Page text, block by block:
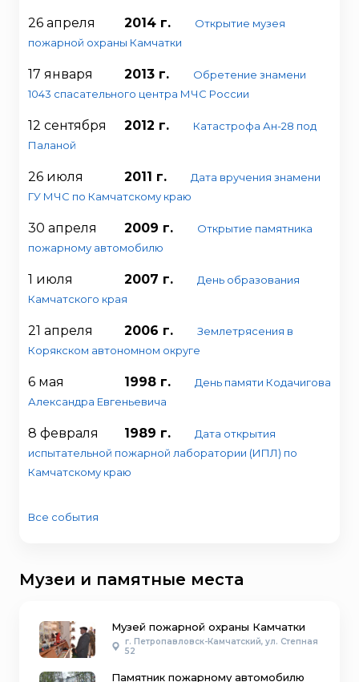
26 апреля 2014 г.
Открытие музея
пожарной охраны Камчатки
17 января 2013 г.
Обретение знамени
1043 спасательного центра МЧС России
12 сентября 2012 г.
Катастрофа Ан-28 под
Паланой
26 июля 2011 г.
Дата вручения знамени
ГУ МЧС по Камчатскому краю
30 апреля 2009 г.
Открытие памятника
пожарному автомобилю
1 июля 2007 г.
День образования
Камчатского края
21 апреля 2006 г.
Землетрясения в
Корякском автономном округе
6 мая 1998 г.
День памяти Кодачигова
Александра Евгеньевича
8 февраля 1989 г.
Дата открытия
испытательной пожарной лаборатории (ИПЛ) по
Камчатскому краю
Все события
Музеи и памятные места
Музей пожарной охраны Камчатки
г. Петропавловск-Камчатский, ул. Степная
52
Памятник пожарному автомобилю